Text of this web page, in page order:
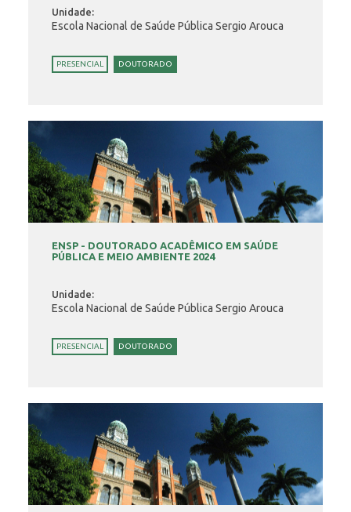
Unidade:
Escola Nacional de Saúde Pública Sergio Arouca
PRESENCIAL DOUTORADO
ENSP - DOUTORADO ACADÊMICO EM SAÚDE
PÚBLICA E MEIO AMBIENTE 2024
Unidade:
Escola Nacional de Saúde Pública Sergio Arouca
PRESENCIAL DOUTORADO